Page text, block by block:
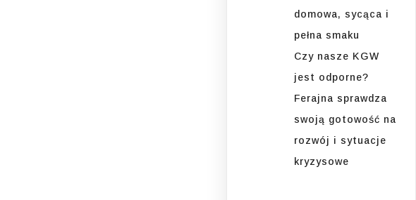
domowa, sycąca i
pełna smaku
Czy nasze KGW
jest odporne?
Ferajna sprawdza
swoją gotowość na
rozwój i sytuacje
kryzysowe